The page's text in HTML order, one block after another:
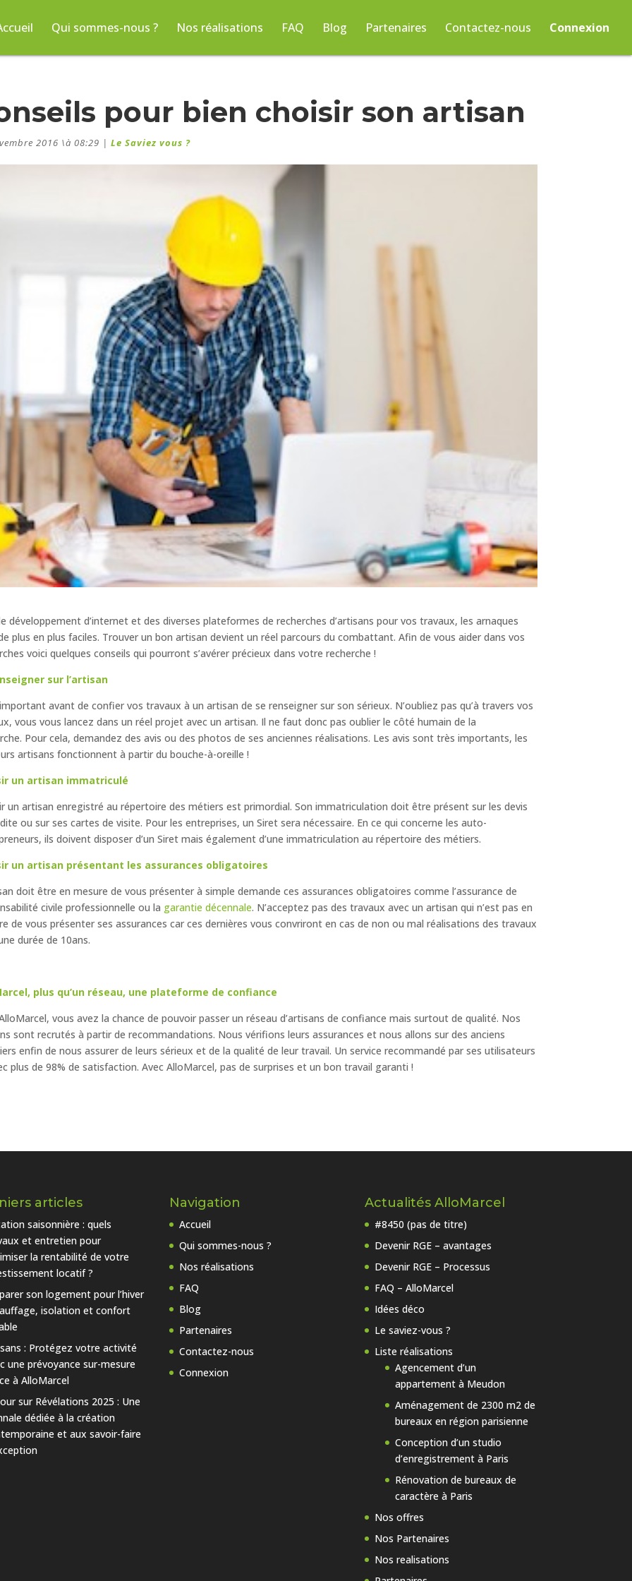
Qui sommes-nous ? Nos réalisations FAQ Blog Partenaires Contactez-nous Connexion
pour bien choisir son artisan
2016 \à 08:29 |Le Saviez vous ?
développement d’internet et des diverses plateformes de recherches d’artisans pour vos travaux, les arnaques
plus en plus faciles. Trouver un bon artisan devient un réel parcours du combattant. Afin de vous aider dans vos
voici quelques conseils qui pourront s’avérer précieux dans votre recherche !
sur l’artisan
avant de confier vos travaux à un artisan de se renseigner sur son sérieux. N’oubliez pas qu’à travers vos
vous vous lancez dans un réel projet avec un artisan. Il ne faut donc pas oublier le côté humain de la
Pour cela, demandez des avis ou des photos de ses anciennes réalisations. Les avis sont très importants, les
artisans fonctionnent à partir du bouche-à-oreille !
un artisan immatriculé
un artisan enregistré au répertoire des métiers est primordial. Son immatriculation doit être présent sur les devis
ou sur ses cartes de visite. Pour les entreprises, un Siret sera nécessaire. En ce qui concerne les auto-
ils doivent disposer d’un Siret mais également d’une immatriculation au répertoire des métiers.
un artisan présentant les assurances obligatoires
doit être en mesure de vous présenter à simple demande ces assurances obligatoires comme l’assurance de
civile professionnelle ou la garantie décennale. N’acceptez pas des travaux avec un artisan qui n’est pas en
de vous présenter ses assurances car ces dernières vous convriront en cas de non ou mal réalisations des travaux
durée de 10ans.
plus qu’un réseau, une plateforme de confiance
vous avez la chance de pouvoir passer un réseau d’artisans de confiance mais surtout de qualité. Nos
sont recrutés à partir de recommandations. Nous vérifions leurs assurances et nous allons sur des anciens
enfin de nous assurer de leurs sérieux et de la qualité de leur travail. Un service recommandé par ses utilisateurs
plus de 98% de satisfaction. Avec AlloMarcel, pas de surprises et un bon travail garanti !
articles
saisonnière : quels
et entretien pour
la rentabilité de votre
locatif ?
son logement pour l’hiver
isolation et confort
: Protégez votre activité
une prévoyance sur-mesure
à AlloMarcel
sur Révélations 2025 : Une
dédiée à la création
et aux savoir-faire
Navigation
Accueil
Qui sommes-nous ?
Nos réalisations
FAQ
Blog
Partenaires
Contactez-nous
Connexion
Actualités AlloMarcel
#8450 (pas de titre)
Devenir RGE – avantages
Devenir RGE – Processus
FAQ – AlloMarcel
Idées déco
Le saviez-vous ?
Liste réalisations
Agencement d’un
appartement à Meudon
Aménagement de 2300 m2 de
bureaux en région parisienne
Conception d’un studio
d’enregistrement à Paris
Rénovation de bureaux de
caractère à Paris
Nos offres
Nos Partenaires
Nos realisations